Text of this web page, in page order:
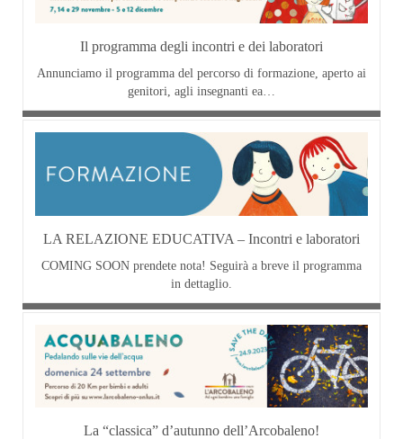
Il programma degli incontri e dei laboratori
Annunciamo il programma del percorso di formazione, aperto ai
genitori, agli insegnanti ea…
LA RELAZIONE EDUCATIVA – Incontri e laboratori
COMING SOON prendete nota! Seguirà a breve il programma
in dettaglio.
La “classica” d’autunno dell’Arcobaleno!